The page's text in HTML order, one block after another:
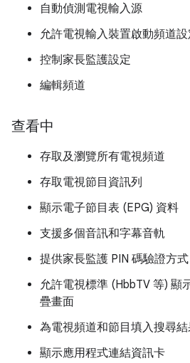
自動偵測電視輸入源
允許電視輸入裝置啟動頻道設
控制家長監護設定
編輯頻道
查看中
存取及瀏覽所有電視頻道
存取電視節目資訊列
顯示電子節目表 (EPG) 資料
支援多個音訊和字幕音軌
提供家長監護 PIN 碼驗證方式
允許電視標準 (HbbTV 等) 顯
疊畫面
為電視頻道和節目填入搜尋
顯示應用程式連結資訊卡